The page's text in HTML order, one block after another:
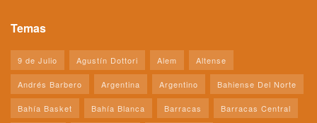
Temas
9 de Julio Agustín Dottori Alem Altense
Andrés Barbero Argentina Argentino Bahiense Del Norte
Bahía Basket Bahía Blanca Barracas Barracas Central